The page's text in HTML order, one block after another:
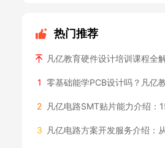
热门推荐
凡亿教育硬件设计培训课程全解析：从电路到系统
1 零基础能学PCB设计吗？凡亿教育给你
2 凡亿电路SMT贴片能力介绍：15000㎡工厂+36条
3 凡亿电路方案开发服务介绍：从需求定义到量